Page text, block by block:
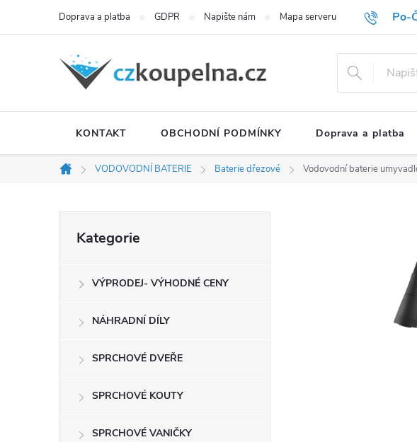
Po-
Doprava a platba GDPR Napište nám Mapa serveru Hodnocení
KONTAKT OBCHODNÍ PODMÍNKY Doprava a platba
Domů
VODOVODNÍ BATERIE Baterie dřezové Vodovodní baterie
kategorie
Kategorie
VÝPRODEJ- VÝHODNÉ CENY
NÁHRADNÍ DÍLY
SPRCHOVÉ DVEŘE
SPRCHOVÉ KOUTY
SPRCHOVÉ VANIČKY